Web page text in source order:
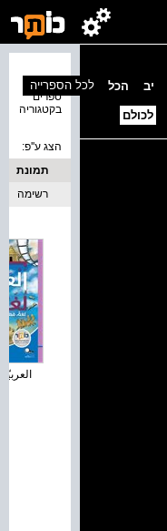
יב הכל
לכולם
ספרים
בקטגוריה
לכל הספרייה
הצג ע''פ:
תמונת
כריכה
רשימה